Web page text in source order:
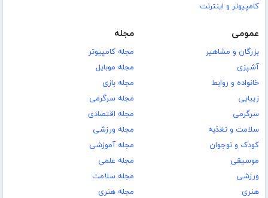
کامپیوتر و اینترنت
عمومی
بزرگان و مشاهیر
آشپزی
خانواده و روابط
زیبایی
سرگرمی
سلامت و تغذیه
کودک و نوجوان
موسیقی
ورزشی
هنری
مجله
مجله کامپیوتر
مجله موبایل
مجله بازی
مجله سرگرمی
مجله اقتصادی
مجله ورزشی
مجله آموزشی
مجله علمی
مجله سلامت
مجله هنری